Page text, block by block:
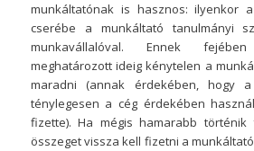
munkáltatónak is hasznos: ilyenkor
cserébe a munkáltató tanulmányi
munkavállalóval. Ennek
meghatározott ideig kénytelen a
maradni (annak érdekében, hogy
ténylegesen a cég érdekében
fizette). Ha mégis hamarabb
összeget vissza kell fizetni a